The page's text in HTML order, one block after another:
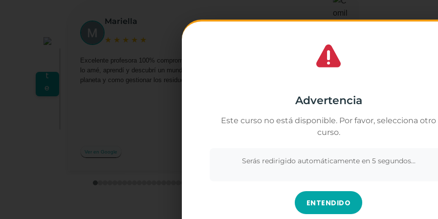
Gestionar el consentimiento de las cookies
mostrarte publicidad relacionada con tus preferencias en base a un perfil
a partir de tus hábitos de navegación (por ejemplo, páginas visitadas). Puedes
su uso pulsando el botón "Ver preferencias".
Mariella
★ ★ ★ ★ ★
Excelente profesora 100% comprometida por darnos lo mejor. Lástima que terminó el curso
lo amé, aprendí y descubrí un mundo lleno de oportunidades. De ser más amable con el
planeta y como gestionar los residuos desde casa y a nivel industrial.
Ver en Google
Yuri
duda, es una
Advertencia
Este curso no está disponible. Por favor, selecciona otro
curso.
Serás redirigido automáticamente en 4 segundos...
ENTENDIDO